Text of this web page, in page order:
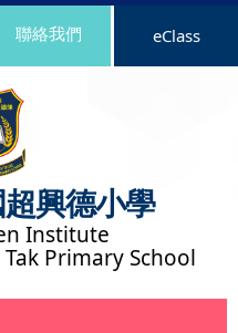
興德小學
Institute
Primary School
聯絡我們 eClass